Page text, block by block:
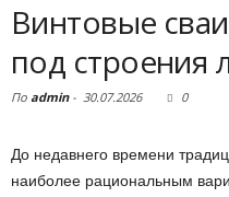
Винтовые
под строения
По admin- 30.07.2026 0
До недавнего времени
наиболее рациональным